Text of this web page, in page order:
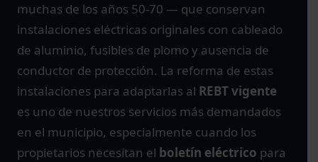
muchas de los años 50-70 — que conservan
instalaciones eléctricas originales con cableado
de aluminio, fusibles de plomo y ausencia de
conductor de protección. La reforma de estas
instalaciones para adaptarlas al REBT vigente
es uno de nuestros servicios más demandados
en el municipio, especialmente cuando los
propietarios necesitan el boletín eléctrico para